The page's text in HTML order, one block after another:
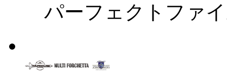
パーフェクトファイ